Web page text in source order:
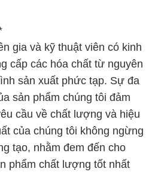
sản xuất phức tạp. Sự đa
sản phẩm chúng tôi đảm
cầu về chất lượng và hiệu
của chúng tôi không ngừng
tạo, nhằm đem đến cho
phẩm chất lượng tốt nhất
Trường Phát, sự uy tín và
chí hàng đầu mà chúng tôi
mong muốn được hợp tác
đến những giải pháp